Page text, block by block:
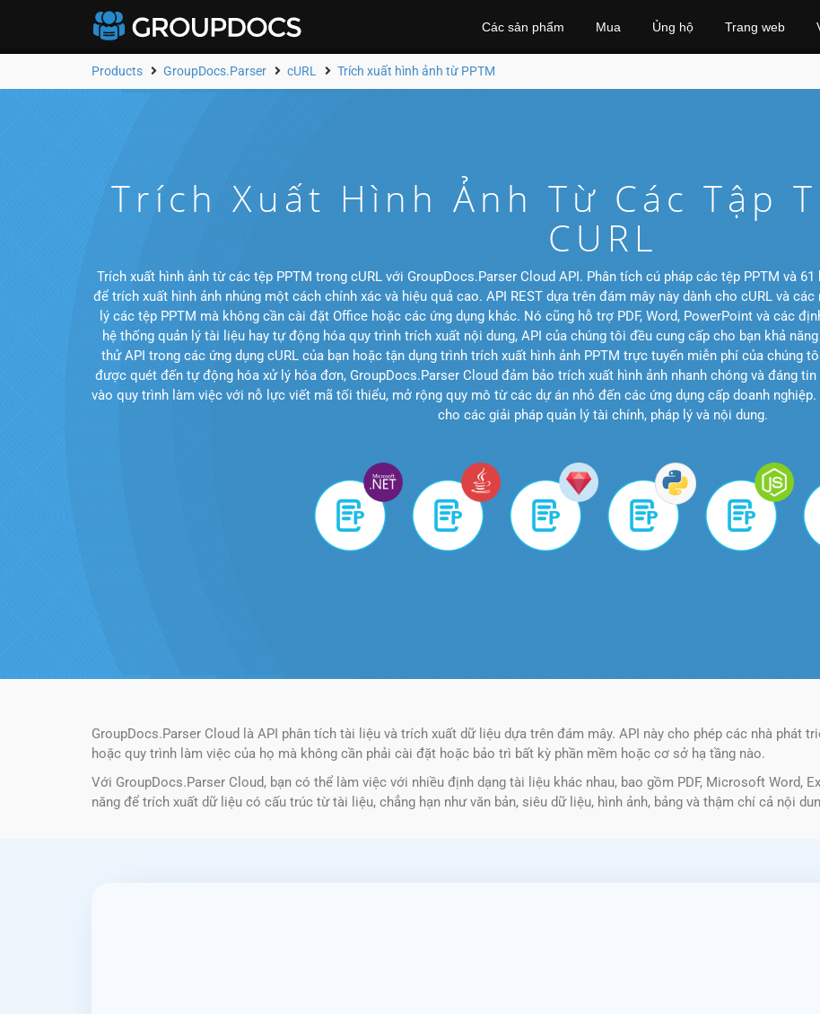
Các sản phẩm Mua Ủng hộ Trang web
Products GroupDocs.Parser cURL Trích xuất hình ảnh từ PPTM
Trích Xuất Hình Ảnh Từ Các Tập
CURL
Trích xuất hình ảnh từ các tệp PPTM trong cURL với GroupDocs.Parser Cloud API. Phân tích cú pháp các tệp PPTM và
để trích xuất hình ảnh nhúng một cách chính xác và hiệu quả cao. API REST dựa trên đám mây này dành cho cURL và
lý các tệp PPTM mà không cần cài đặt Office hoặc các ứng dụng khác. Nó cũng hỗ trợ PDF, Word, PowerPoint và các
hệ thống quản lý tài liệu hay tự động hóa quy trình trích xuất nội dung, API của chúng tôi đều cung cấp cho bạn khả
thử API trong các ứng dụng cURL của bạn hoặc tận dụng trình trích xuất hình ảnh PPTM trực tuyến miễn phí của chúng
được quét đến tự động hóa xử lý hóa đơn, GroupDocs.Parser Cloud đảm bảo trích xuất hình ảnh nhanh chóng và đáng
vào quy trình làm việc với nỗ lực viết mã tối thiểu, mở rộng quy mô từ các dự án nhỏ đến các ứng dụng cấp doanh
cho các giải pháp quản lý tài chính, pháp lý và nội dung.
GroupDocs.Parser Cloud là API phân tích tài liệu và trích xuất dữ liệu dựa trên đám mây. API này cho phép các nhà phát
hoặc quy trình làm việc của họ mà không cần phải cài đặt hoặc bảo trì bất kỳ phần mềm hoặc cơ sở hạ tầng nào.
Với GroupDocs.Parser Cloud, bạn có thể làm việc với nhiều định dạng tài liệu khác nhau, bao gồm PDF, Microsoft Word,
năng để trích xuất dữ liệu có cấu trúc từ tài liệu, chẳng hạn như văn bản, siêu dữ liệu, hình ảnh, bảng và thậm chí cả nội